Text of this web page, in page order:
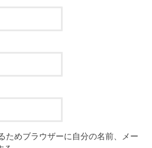
ためブラウザーに自分の名前、メー